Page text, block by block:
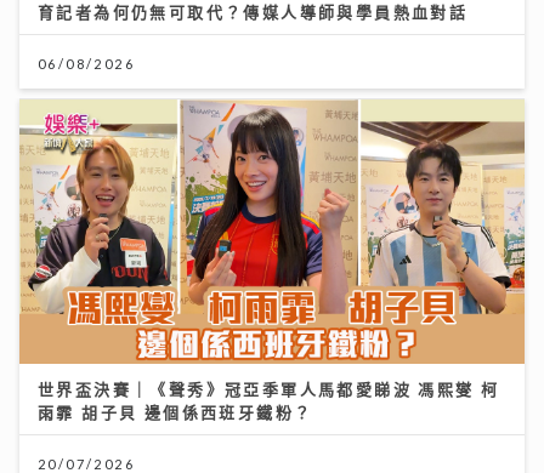
育記者為何仍無可取代？傳媒人導師與學員熱血對話
06/08/2026
世界盃決賽｜《聲秀》冠亞季軍人馬都愛睇波 馮熙燮 柯
雨霏 胡子貝 邊個係西班牙鐵粉？
20/07/2026